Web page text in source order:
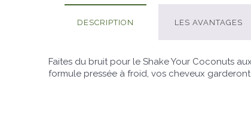
DESCRIPTION LES AVANTAGES
Faites du bruit pour le Shake Your Coconuts
formule pressée à froid, vos cheveux